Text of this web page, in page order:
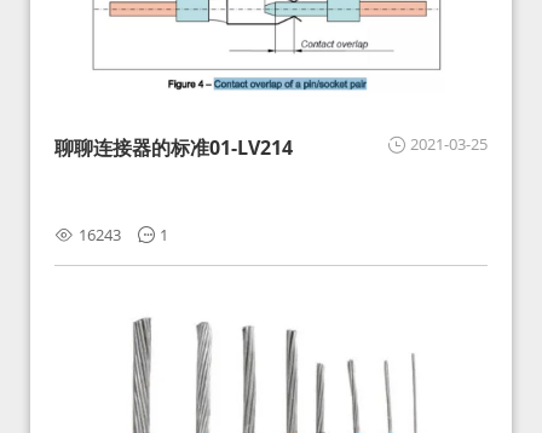
2021-03-25
聊聊连接器的标准01-LV214
16243 1